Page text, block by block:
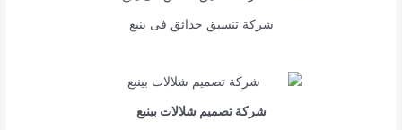
شركة تنسيق حدائق فى ينبع
شركة تصميم شلالات بينبع